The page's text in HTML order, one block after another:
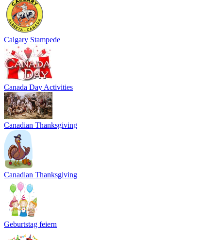
Calgary Stampede
Canada Day Activities
Canadian Thanksgiving
Canadian Thanksgiving
Geburtstag feiern